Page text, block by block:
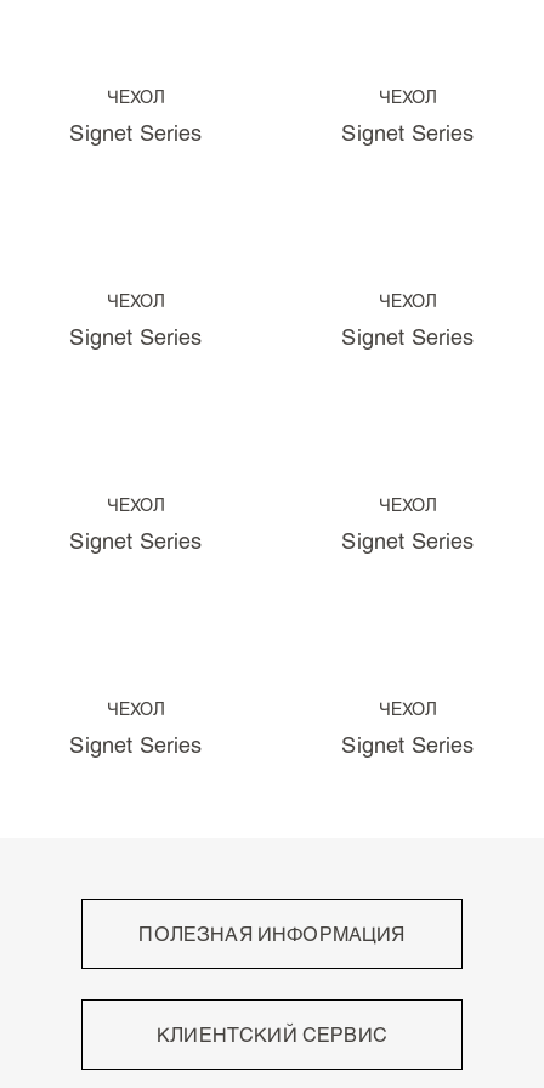
По убыванию цены
ЧЕХОЛ
Signet Series
ЧЕХОЛ
Signet Series
ЧЕХОЛ
Signet Series
ЧЕХОЛ
Signet Series
ЧЕХОЛ
Signet Series
ЧЕХОЛ
Signet Series
ЧЕХОЛ
Signet Series
ЧЕХОЛ
Signet Series
ПОЛЕЗНАЯ ИНФОРМАЦИЯ
Высокое мастерство
Непревзойдённый письменный опыт
КЛИЕНТСКИЙ СЕРВИС